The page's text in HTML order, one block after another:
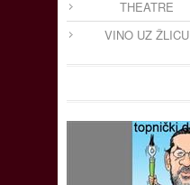
THEATRE
VINO UZ ŽLICU